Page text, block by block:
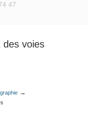
47
des voies
→